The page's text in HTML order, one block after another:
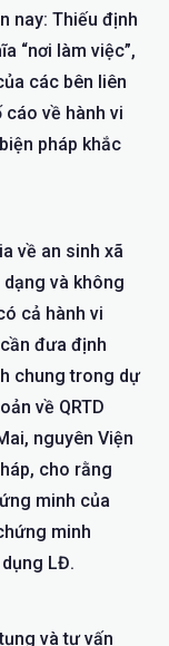
nay: Thiếu định
“nơi làm việc”,
các bên liên
cáo về hành vi
pháp khắc
về an sinh xã
và không
cả hành vi
đưa định
chung trong dự
về QRTD
nguyên Viện
cho rằng
minh của
minh
LĐ.
và tư vấn